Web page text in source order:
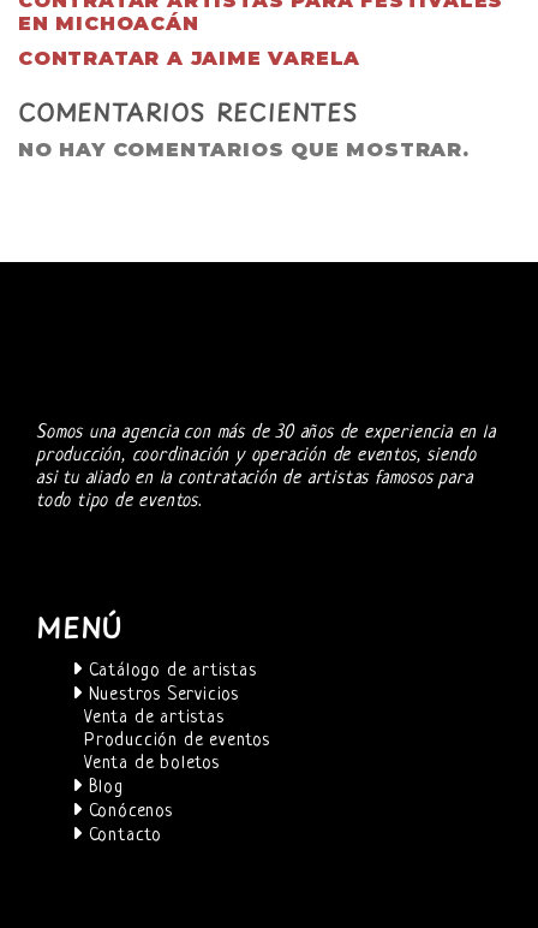
EN MICHOACÁN
CONTRATAR A JAIME VARELA
COMENTARIOS RECIENTES
NO HAY COMENTARIOS QUE MOSTRAR.
Somos una agencia con más de 30 años de experiencia en la
producción, coordinación y operación de eventos, siendo
asi tu aliado en la contratación de artistas famosos para
todo tipo de eventos.
MENÚ
Catálogo de artistas
Nuestros Servicios
Venta de artistas
Producción de eventos
Venta de boletos
Blog
Conócenos
Contacto